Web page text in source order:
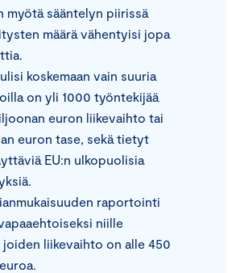
myötä sääntelyn piirissä
määrä vähentyisi jopa
koskemaan vain suuria
on yli 1000 työntekijää
euron liikevaihto tai
euron tase, sekä tietyt
EU:n ulkopuolisia
raportointi
niille
liikevaihto on alle 450